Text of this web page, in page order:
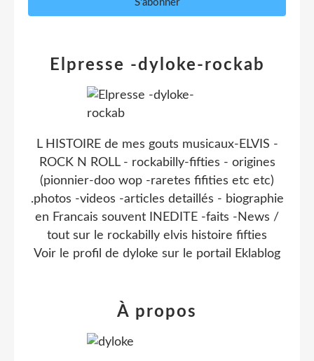
Elpresse -dyloke-rockab
L HISTOIRE de mes gouts musicaux-ELVIS -
ROCK N ROLL - rockabilly-fifties - origines
(pionnier-doo wop -raretes fifities etc etc)
.photos -videos -articles detaillés - biographie
en Francais souvent INEDITE -faits -News /
tout sur le rockabilly elvis histoire fifties
Voir le profil de dyloke sur le portail Eklablog
À propos